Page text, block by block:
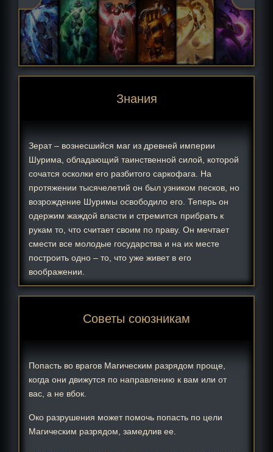
Знания
Зерат – вознесшийся маг из древней империи
Шурима, обладающий таинственной силой, которой
сочатся осколки его разбитого саркофага. На
протяжении тысячелетий он был узником песков, но
возрождение Шуримы освободило его. Теперь он
одержим жаждой власти и стремится прибрать к
рукам то, что считает своим по праву. Он мечтает
смести все молодые государства и на их месте
построить одно – то, что уже живет в его
воображении.
Советы союзникам
Попасть во врагов Магическим разрядом проще,
когда они движутся по направлению к вам или от
вас, а не вбок.
Око разрушения может помочь попасть по цели
Магическим разрядом, замедлив ее.